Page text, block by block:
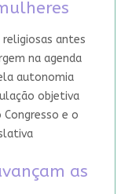
antes
na agenda
autonomia
objetiva
e o
as